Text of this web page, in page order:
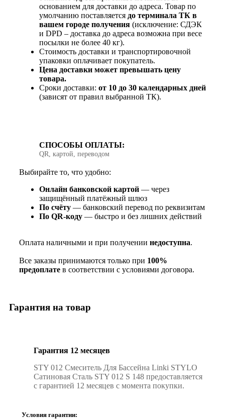
основанием для доставки до адреса. Товар по
умолчанию поставляется до терминала ТК в
вашем городе получения (исключение: СДЭК
и DPD – доставка до адреса возможна при весе
посылки не более 40 кг).
Стоимость доставки и транспортировочной
упаковки оплачивает покупатель.
Цена доставки может превышать цену
товара.
Сроки доставки: от 10 до 30 календарных дней
(зависят от правил выбранной ТК).
СПОСОБЫ ОПЛАТЫ:
QR, картой, переводом
Выбирайте то, что удобно:
Онлайн банковской картой — через
защищённый платёжный шлюз
По счёту — банковский перевод по реквизитам
По QR‑коду — быстро и без лишних действий
Оплата наличными и при получении недоступна.
Все заказы принимаются только при 100%
предоплате в соответствии с условиями договора.
Гарантия на товар
Гарантия 12 месяцев
STY 012 Смеситель Для Бассейна Linki STYLO
Сатиновая Сталь STY 012 S 148 предоставляется
с гарантией 12 месяцев с момента покупки.
Условия гарантии: